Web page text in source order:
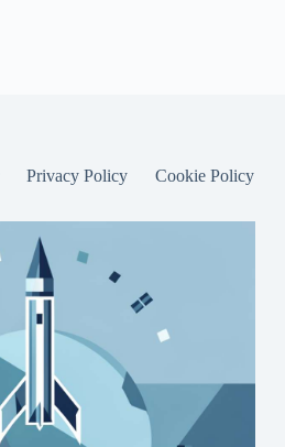
Privacy Policy Cookie Policy